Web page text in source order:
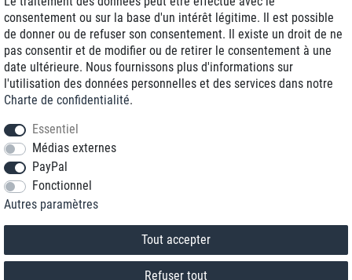
Reconditionnée avec garantie
+33 1 70 99 07 94 *
* Vous pouvez nous joindre aux tarifs locaux du lundi au vendredi de 9h à 18h.
consentement ou sur la base d'un intérêt légitime. Il est possible
de donner ou de refuser son consentement. Il existe un droit de ne
pas consentir et de modifier ou de retirer le consentement à une
date ultérieure. Nous fournissons plus d'informations sur
l'utilisation des données personnelles et des services dans notre
Charte de confidentialité.
Essentiel
Médias externes
PayPal
Fonctionnel
Autres paramètres
Tout accepter
Refuser tout